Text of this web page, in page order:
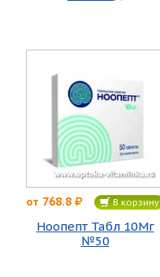
от 768.8 В корзину
Ноопепт Табл 10Мг
№50